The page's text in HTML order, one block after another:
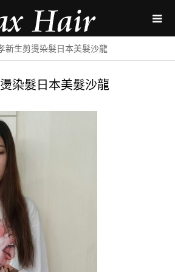
新生剪燙染髮日本美髮沙龍
染髮日本美髮沙龍